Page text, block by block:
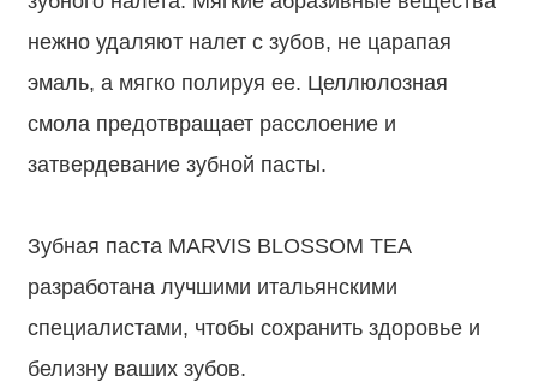
нежно удаляют налет с зубов, не царапая
эмаль, а мягко полируя ее. Целлюлозная
смола предотвращает расслоение и
затвердевание зубной пасты.
Зубная паста MARVIS BLOSSOM TEA
разработана лучшими итальянскими
специалистами, чтобы сохранить здоровье и
белизну ваших зубов.